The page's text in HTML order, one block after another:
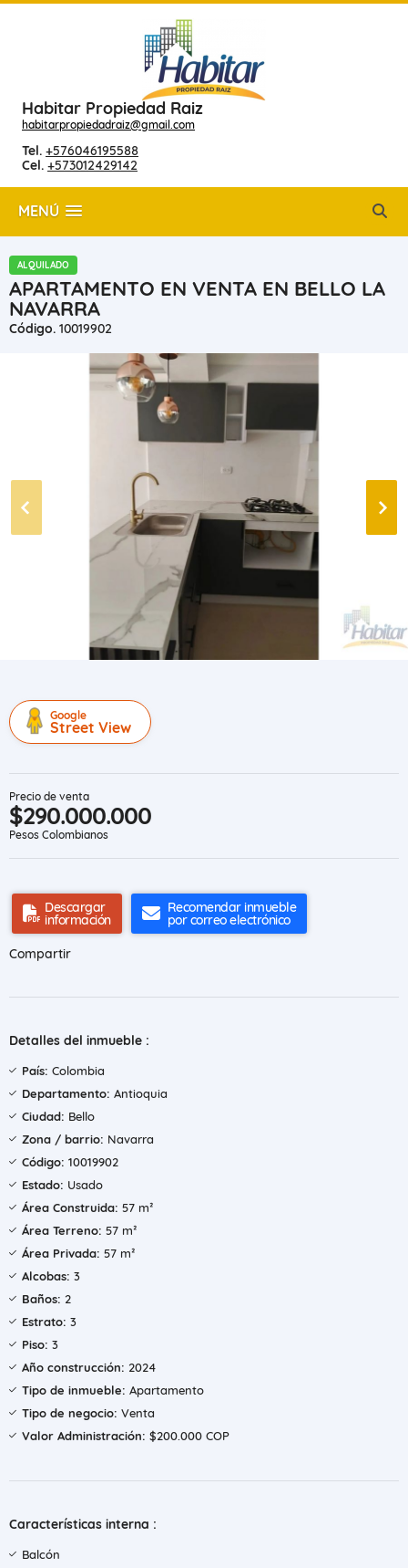
Habitar Propiedad Raiz
habitarpropiedadraiz@gmail.com
Tel. +576046195588
Cel. +573012429142
MENÚ
ALQUILADO
APARTAMENTO EN VENTA EN BELLO LA
NAVARRA
Código. 10019902
Google
Street View
Precio de venta
$290.000.000
Pesos Colombianos
Descargar
información
Recomendar inmueble
por correo electrónico
Compartir
Detalles del inmueble :
País: Colombia
Departamento: Antioquia
Ciudad: Bello
Zona / barrio: Navarra
Código: 10019902
Estado: Usado
Área Construida: 57 m²
Área Terreno: 57 m²
Área Privada: 57 m²
Alcobas: 3
Baños: 2
Estrato: 3
Piso: 3
Año construcción: 2024
Tipo de inmueble: Apartamento
Tipo de negocio: Venta
Valor Administración: $200.000 COP
Características interna :
Balcón